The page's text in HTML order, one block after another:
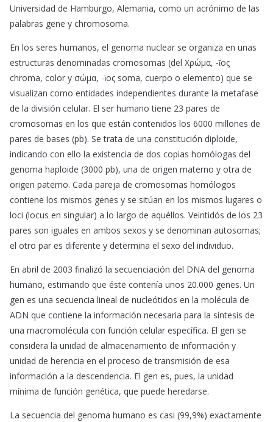
Universidad de Hamburgo, Alemania, como un acrónimo de las
palabras gene y chromosoma.
En los seres humanos, el genoma nuclear se organiza en unas
estructuras denominadas cromosomas (del Χρώμα, -ῑος
chroma, color y σώμα, -ῑος soma, cuerpo o elemento) que se
visualizan como entidades independientes durante la metafase
de la división celular. El ser humano tiene 23 pares de
cromosomas en los que están contenidos los 6000 millones de
pares de bases (pb). Se trata de una constitución diploide,
indicando con ello la existencia de dos copias homólogas del
genoma haploide (3000 pb), una de origen materno y otra de
origen paterno. Cada pareja de cromosomas homólogos
contiene los mismos genes y se sitúan en los mismos lugares o
loci (locus en singular) a lo largo de aquéllos. Veintidós de los 23
pares son iguales en ambos sexos y se denominan autosomas;
el otro par es diferente y determina el sexo del individuo.
En abril de 2003 finalizó la secuenciación del DNA del genoma
humano, estimando que éste contenía unos 20.000 genes. Un
gen es una secuencia lineal de nucleótidos en la molécula de
ADN que contiene la información necesaria para la síntesis de
una macromolécula con función celular específica. El gen se
considera la unidad de almacenamiento de información y
unidad de herencia en el proceso de transmisión de esa
información a la descendencia. El gen es, pues, la unidad
mínima de función genética, que puede heredarse.
La secuencia del genoma humano es casi (99,9%) exactamente